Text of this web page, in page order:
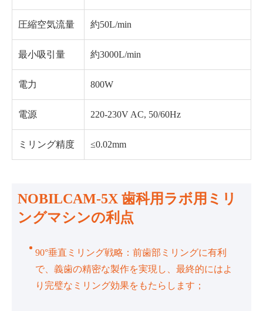
圧縮空気流量 約50L/min
最小吸引量 約3000L/min
電力 800W
電源 220-230V AC, 50/60Hz
ミリング精度 ≤0.02mm
NOBILCAM-5X 歯科用ラボ用ミリ
ングマシンの利点
90°垂直ミリング戦略：前歯部ミリングに有利
で、義歯の精密な製作を実現し、最終的にはよ
り完璧なミリング効果をもたらします；